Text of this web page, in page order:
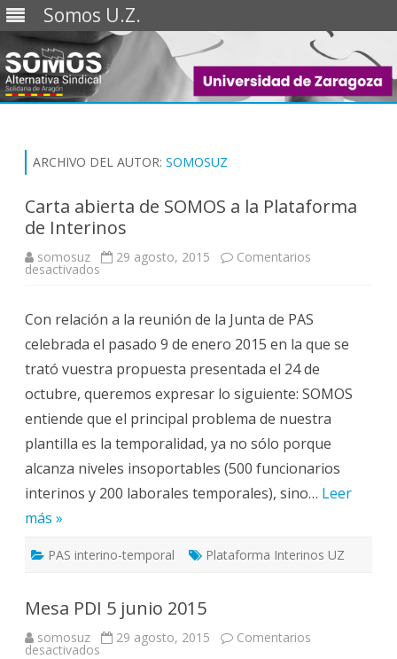
Somos U.Z.
Saltar
ARCHIVO DEL AUTOR: SOMOSUZ
Carta abierta de SOMOS a la Plataforma
de Interinos
somosuz 29 agosto, 2015 Comentarios
desactivadosen
SOMOS
a
la
Plataforma
de
Interinos
Con relación a la reunión de la Junta de PAS
celebrada el pasado 9 de enero 2015 en la que se
trató vuestra propuesta presentada el 24 de
octubre, queremos expresar lo siguiente: SOMOS
entiende que el principal problema de nuestra
plantilla es la temporalidad, ya no sólo porque
alcanza niveles insoportables (500 funcionarios
interinos y 200 laborales temporales), sino… Leer
más »
PAS interino-temporal Plataforma Interinos UZ
Mesa PDI 5 junio 2015
somosuz 29 agosto, 2015 Comentarios
desactivadosen